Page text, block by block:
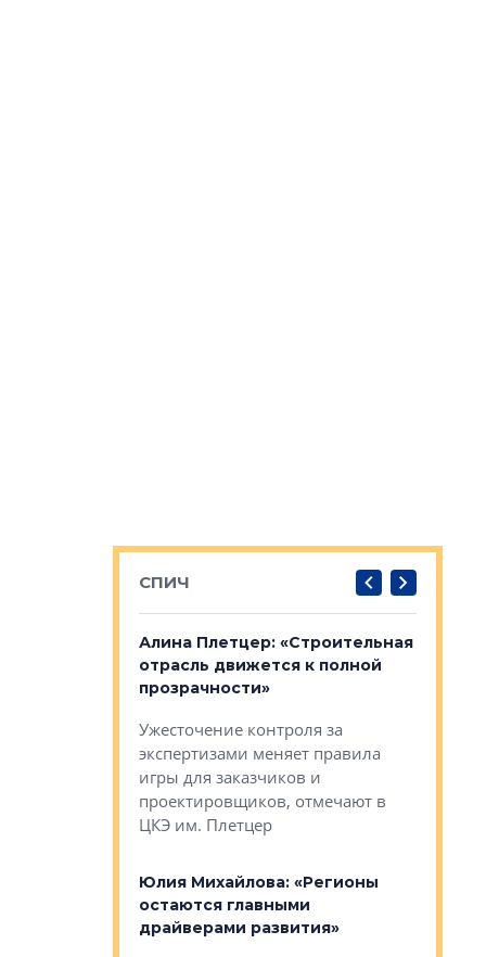
СПИЧ
поводом
больше
Алина Плетцер: «Строительная
отрасль движется к полной
прозрачности»
Ужесточение контроля за
экспертизами меняет правила
игры для заказчиков и
проектировщиков, отмечают в
ЦКЭ им. Плетцер
Юлия Михайлова: «Регионы
остаются главными
драйверами развития»